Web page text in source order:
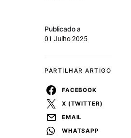
Publicado a
01 Julho 2025
PARTILHAR ARTIGO
FACEBOOK
X (TWITTER)
EMAIL
WHATSAPP